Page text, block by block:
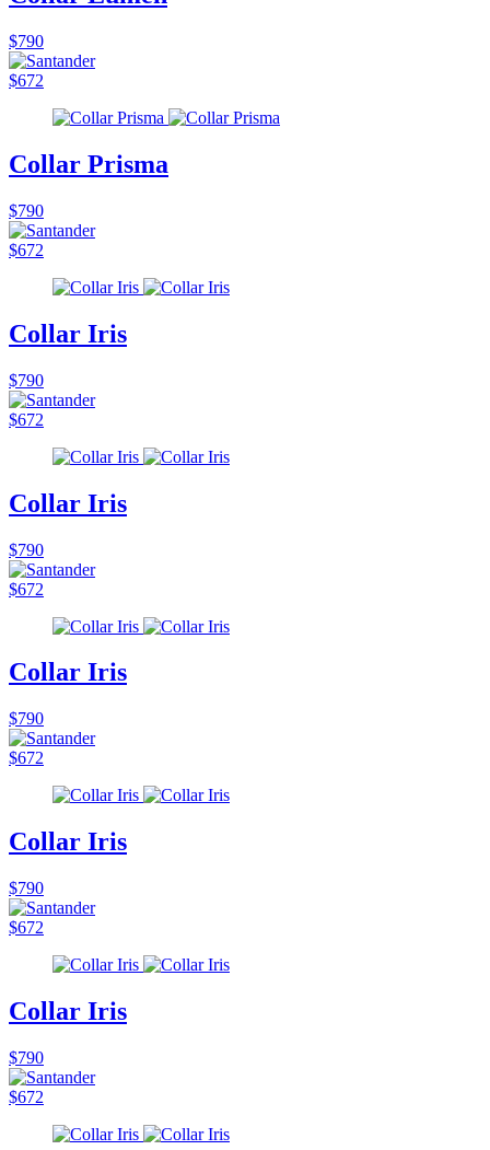
$790
$672
Collar Prisma
$790
$672
Collar Iris
$790
$672
Collar Iris
$790
$672
Collar Iris
$790
$672
Collar Iris
$790
$672
Collar Iris
$790
$672